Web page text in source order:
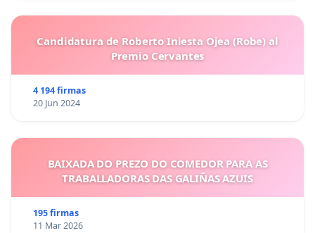
Candidatura de Roberto Iniesta Ojea (Robe) al
Premio Cervantes
4 194 firmas
20 Jun 2024
BAIXADA DO PREZO DO COMEDOR PARA AS
TRABALLADORAS DAS GALIÑAS AZUIS
195 firmas
11 Mar 2026